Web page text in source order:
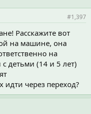
#1,397
Расскажите вот
на машине, она
на
детьми (14 и 5 лет)
через переход?